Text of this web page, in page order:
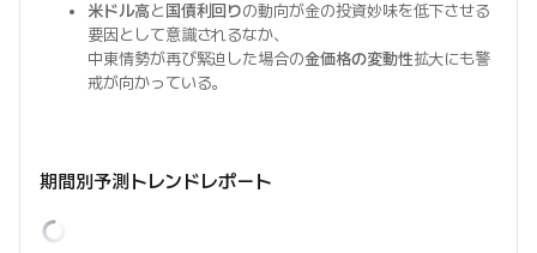
米ドル高と 国債利回りの動向が金の投資妙味を低下させる
要因として意識されるなか、
中東情勢が再び緊迫した場合の金価格の変動性拡大にも警
戒が向かっている。
期間別予測トレンドレポート